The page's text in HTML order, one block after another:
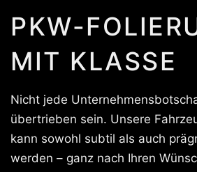
PKW-
MIT KLASSE
Nicht jede
übertrieben sein. Unsere
kann sowohl subtil als auch
werden – ganz nach Ihren